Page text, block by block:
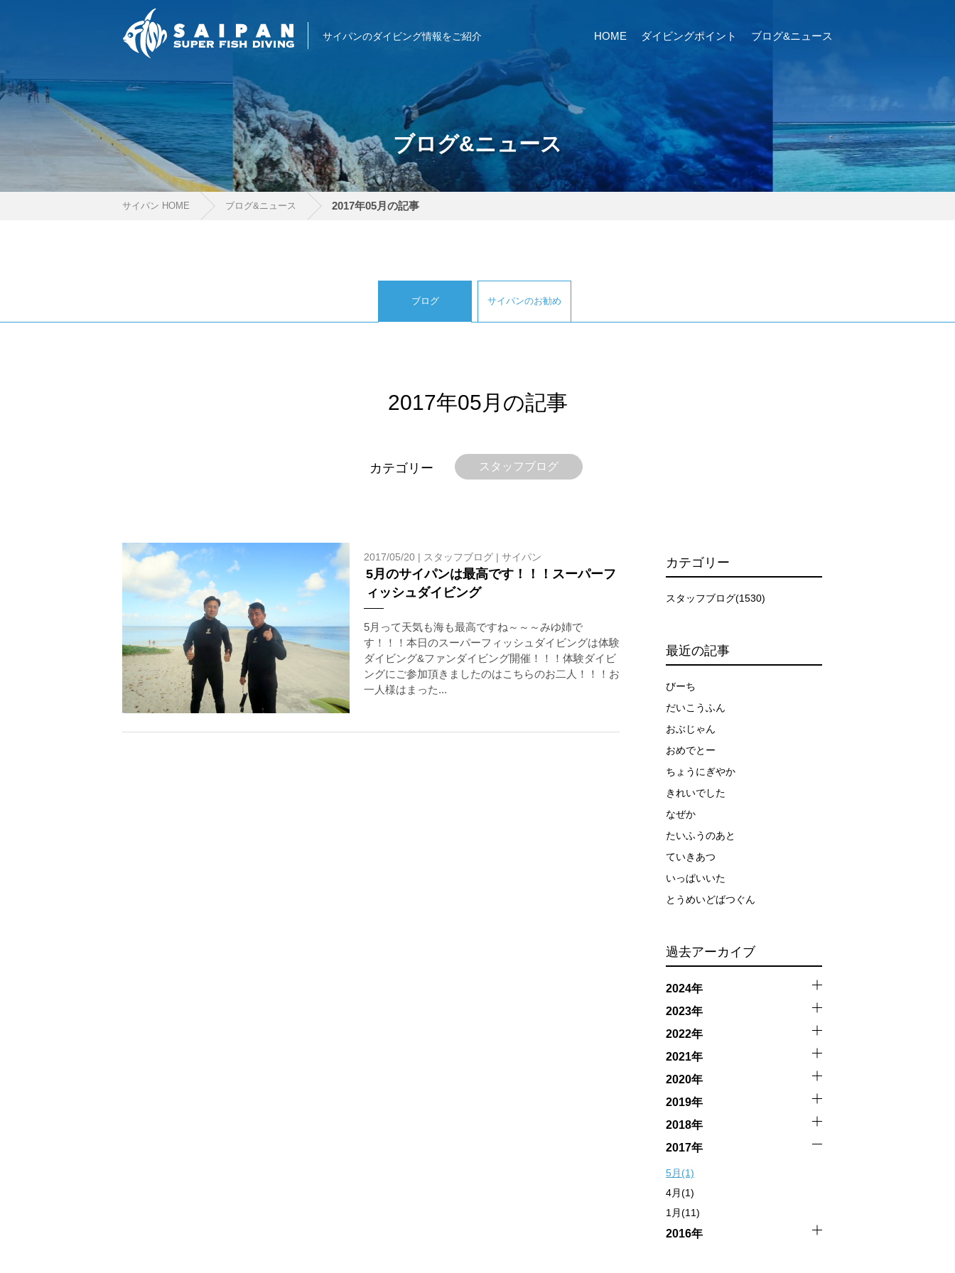
サイパンのダイビング情報をご紹介
ブログ&ニュース
HOME ダイビングポイント ブログ&ニュース
サイパン HOME ブログ&ニュース 2017年05月の記事
ブログ サイパンのお勧め
2017年05月の記事
カテゴリー スタッフブログ
2017/05/20 | スタッフブログ | サイパン
5月のサイパンは最高です！！！スーパーフ
ィッシュダイビング
5月って天気も海も最高ですね～～～みゆ姉で
す！！！本日のスーパーフィッシュダイビングは体験
ダイビング&ファンダイビング開催！！！体験ダイビ
ングにご参加頂きましたのはこちらのお二人！！！お
一人様はまった...
カテゴリー
スタッフブログ(1530)
最近の記事
びーち
だいこうふん
おぶじゃん
おめでとー
ちょうにぎやか
きれいでした
なぜか
たいふうのあと
ていきあつ
いっぱいいた
とうめいどばつぐん
過去アーカイブ
2024年
2023年
2022年
2021年
2020年
2019年
2018年
2017年
5月(1)
4月(1)
1月(11)
2016年
当ツアーの手順と注意点
クジラへのストレス軽減や安全管理の観点から、エントリー人数を制限する場合があります。また、エントリーの順番はガイドが決定しますので、必ずその指示に従って準備してくだ
さい。
沖縄の1月～3月は、季節的に海が穏やかな日は多くありません。そのため、多少の波やうねりがある中でスノーケリングを行う場合が多くなります。泳力や体力に自信のない方、また
験が浅い方については、条件付きでのご案内となる場合があります。その際のご返金には応じかねますので、あらかじめご了承ください。これまでの経験については当日ご申告いただ
きますので、ご不安のある方は事前にご相談ください。
7.器材やスーツのレンタル
ホエールスイム参加時に使用する器材やスーツのレンタルをご希望の方は、事前にお申し出ください。
承諾しました。
流れのある海上で、船上からエントリーやエキジットを行う際にもトラブルが生じる可能性があります。そして、これらを要因として傷害や損害が発生する場合があります。またホエー
参加者はこれらのリスクを理解し、傷害や損害につながった場合、またはその他いかなる理由があっても、当ツアー開催主催者とガイド、船舶の保有者及び船長に対して損害賠償を請求